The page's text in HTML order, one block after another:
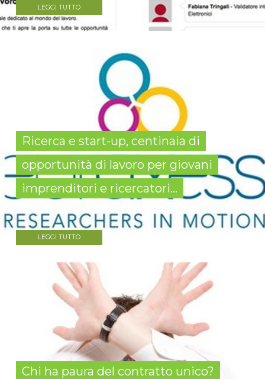
LEGGI TUTTO
Ricerca e start-up, centinaia di
opportunità di lavoro per giovani
imprenditori e ricercatori...
LEGGI TUTTO
Chi ha paura del contratto unico?